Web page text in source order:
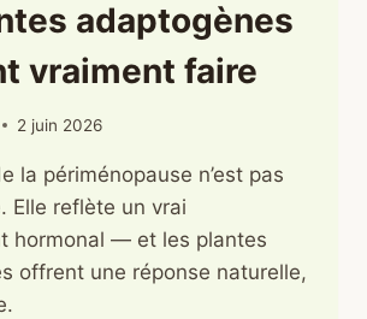
adaptogènes
vraiment faire
2 juin 2026
la périménopause n’est pas
Elle reflète un vrai
hormonal — et les plantes
offrent une réponse naturelle,